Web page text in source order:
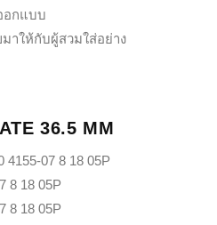
อกแบบ
าให้กับผู้สวมใส่อย่าง
36.5 MM
4155-07 8 18 05P
8 18 05P
8 18 05P